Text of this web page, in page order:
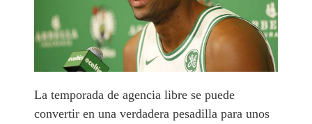
La temporada de agencia libre se puede
convertir en una verdadera pesadilla para unos